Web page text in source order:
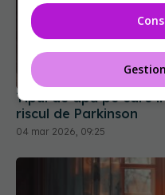
Tipul de apă pe care
riscul de Parkinson
04 mar 2026, 09:25